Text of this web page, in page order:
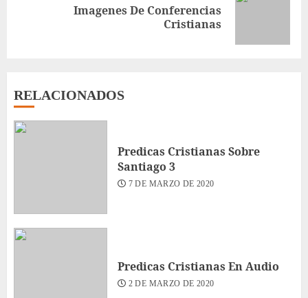
Imagenes De Conferencias
Cristianas
RELACIONADOS
Predicas Cristianas Sobre
Santiago 3
7 DE MARZO DE 2020
Predicas Cristianas En Audio
2 DE MARZO DE 2020